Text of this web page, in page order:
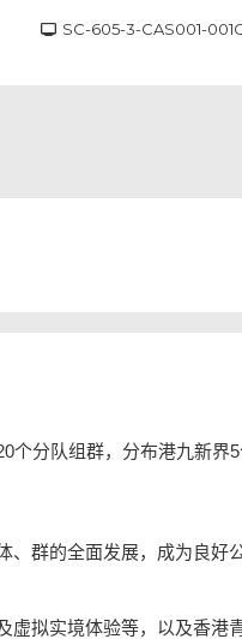
SC-605-3-CAS001-
个分队组群，分布港九新界
群的全面发展，成为良好公
拟实境体验等，以及香港